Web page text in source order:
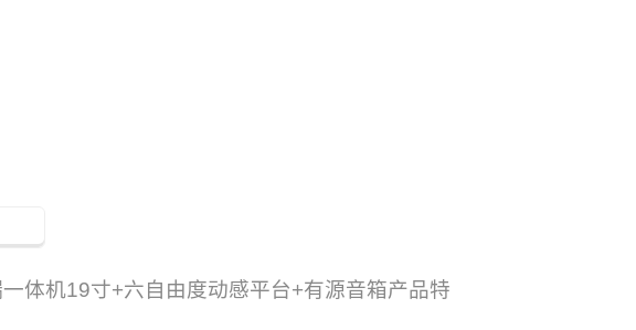
体机19寸+六自由度动感平台+有源音箱产品特